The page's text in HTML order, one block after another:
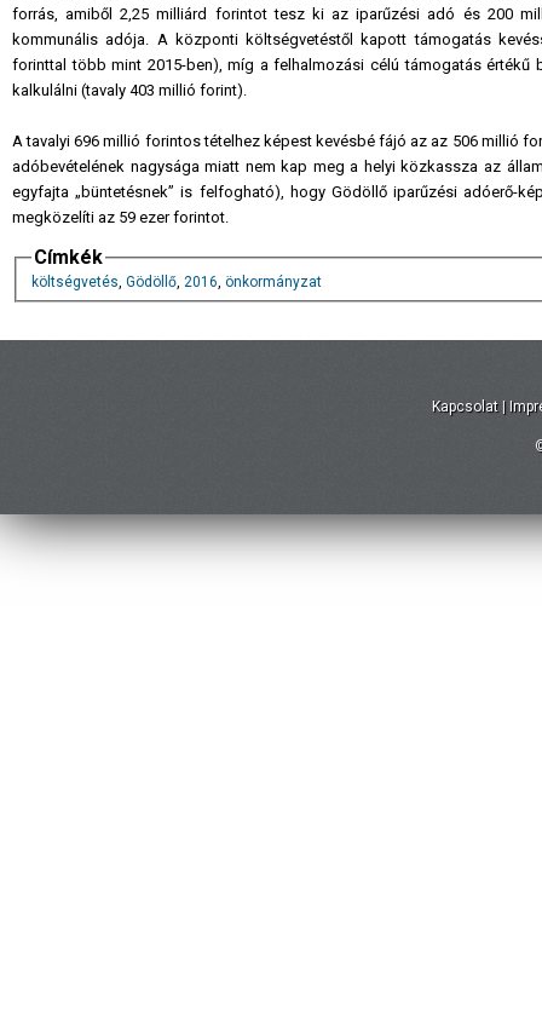
forrás, amiből 2,25 milliárd forintot tesz ki az iparűzési adó és 200
kommunális adója. A központi költségvetéstől kapott támogatás
forinttal több mint 2015-ben), míg a felhalmozási célú támogatás értékű
kalkulálni (tavaly 403 millió forint).
A tavalyi 696 millió forintos tételhez képest kevésbé fájó az az 506 millió
adóbevételének nagysága miatt nem kap meg a helyi közkassza az
egyfajta „büntetésnek” is felfogható), hogy Gödöllő iparűzési adóerő-
megközelíti az 59 ezer forintot.
Címkék
költségvetés, Gödöllő, 2016, önkormányzat
Kapcsolat |